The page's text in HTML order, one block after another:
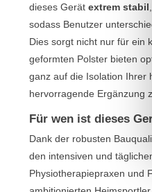
dieses Gerät extrem stabil
sodass Benutzer
Dies sorgt nicht nur für ein
geformten Polster bieten
ganz auf die Isolation Ihrer
hervorragende Ergänzung
Für wen ist dieses
Dank der robusten
den intensiven und
Physiotherapiepraxen und